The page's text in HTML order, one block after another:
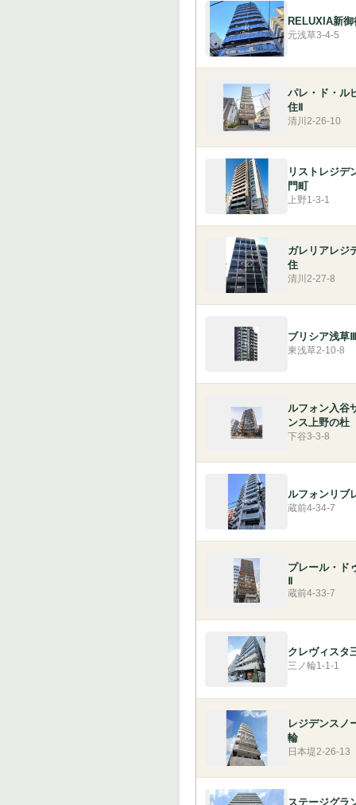
RELUXIA新御
元浅草3-4-5
パレ・ド・ル
住Ⅱ
清川2-26-10
リストレジデ
門町
上野1-3-1
ガレリアレジ
住
清川2-27-8
ブリシア浅草Ⅲ
東浅草2-10-8
ルフォン入谷
ンス上野の杜
下谷3-3-8
ルフォンリブ
蔵前4-34-7
プレール・ド
Ⅱ
蔵前4-33-7
クレヴィスタ
三ノ輪1-1-1
レジデンスノ
輪
日本堤2-26-13
ステージグラ